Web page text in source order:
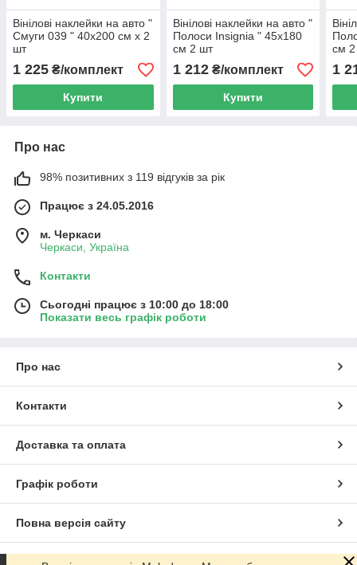
Вінілові наклейки на авто "
Смуги 039 " 40х200 см х 2
шт
1 225 ₴/комплект
Купити
Вінілові наклейки на авто "
Полоси Insignia " 45х180
см 2 шт
1 212₴/комплект
Купити
см
1
Про нас
98% позитивних з 119 відгуків за рік
Працює з 24.05.2016
м. Черкаси
Черкаси, Україна
Контакти
Сьогодні працює з 10:00 до 18:00
Показати весь графік роботи
Про нас
Контакти
Доставка та оплата
Графік роботи
Повна версія сайту
Сайт створено на маркетплейсі Prom.ua